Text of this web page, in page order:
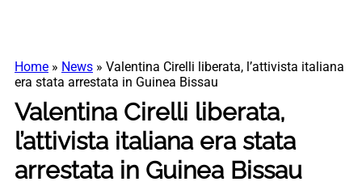
Home » News » Valentina Cirelli liberata, l’attivista italiana
era stata arrestata in Guinea Bissau
Valentina Cirelli liberata,
l’attivista italiana era stata
arrestata in Guinea Bissau